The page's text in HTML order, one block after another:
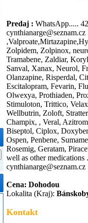
Predaj : WhatsApp.....
Zolpidem, Zolpinox,
Tramabene, Zaldiar,
Sanval, Xanax, Neurol,
Olanzapine, Risperdal,
Escitalopram, Fevarin,
Olwexya, Prothiaden,
Stimuloton, Trittico,
Wellbutrin, Zoloft,
Champix, , Veral,
Biseptol, Ciplox,
Ospen, Penbene,
Rosemig, Geratam,
well as other medications
cynthianarge@seznam.cz
Cena: Dohodou
Lokalita (Kraj):
Kontakt